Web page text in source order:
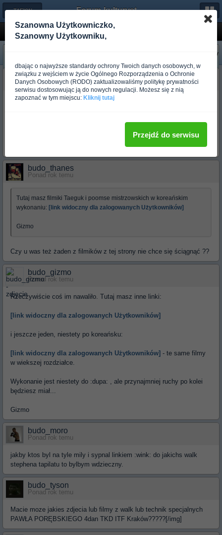
← TAEKWONDO Forum-kulturystyka.pl
filmy
Poprzedni
Następny
»
budo_gizmo
Ponad rok temu
Na stronie kanadyjskiego ITF znajduje się krótki zwiastun nowego
budo_thanes
Ponad rok temu
Tutaj masz filmiki Taeguk i poomse mistrzowskich w koreańskim
wykonaniu: [link widoczny dla zalogowanych Użytkowników]
Gizmo
Czy u was też żaden z filmików z tej strony nie chce się ściągnąć ??
budo_gizmo
Ponad rok temu
Rzeczywiście coś im nawaliło. Tutaj masz inne linki:
[link widoczny dla zalogowanych Użytkowników]
i jeszcze jeden, niestety po koreańsku:
[link widoczny dla zalogowanych Użytkowników] - te same filmy
w wiekszej rozdziałce.
Wykonanie jest niestety do :dupa: , ale przynajmniej ruchy po kolei
będziesz miał...
Gizmo
budo_moro
Ponad rok temu
jakby ktos byl na tyle mily i sypnal linkiem :wink: do jakichs walk
stephena tapilatu to bylbym wdzieczny.
budo_tyson
Ponad rok temu
Macie moze jakies zdjecia lub filmy z walk lub technik specjalnych
PAWŁA PORĘBSKIEGO 4dan TKD ITF Kraków?????[/img]
Szanowna Użytkowniczko,
Szanowny Użytkowniku,
dbając o najwyższe standardy ochrony Twoich danych osobowych, w
związku z wejściem w życie Ogólnego Rozporządzenia o Ochronie
Danych Osobowych (RODO) zaktualizowaliśmy politykę prywatności
serwisu dostosowując ją do nowych regulacji. Możesz się z nią
zapoznać w tym miejscu: Kliknij tutaj
Przejdź do serwisu